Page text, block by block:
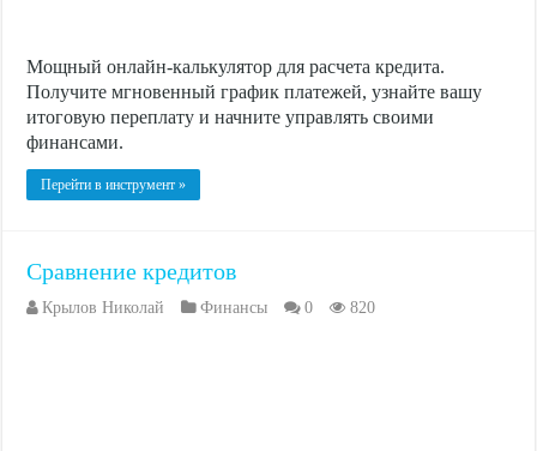
Мощный онлайн-калькулятор для расчета кредита.
Получите мгновенный график платежей, узнайте вашу
итоговую переплату и начните управлять своими
финансами.
Перейти в инструмент »
Сравнение кредитов
Крылов Николай Финансы 0 820